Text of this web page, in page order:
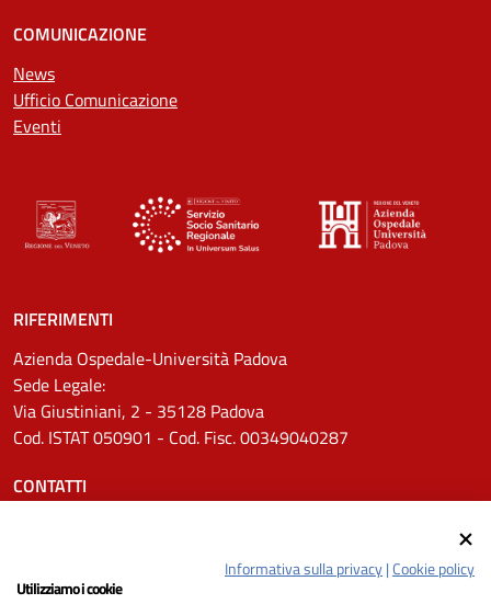
COMUNICAZIONE
News
Ufficio Comunicazione
Eventi
RIFERIMENTI
Azienda Ospedale-Università Padova
Sede Legale:
Via Giustiniani, 2 - 35128 Padova
Cod. ISTAT 050901 - Cod. Fisc. 00349040287
CONTATTI
Pec: protocollo.aopd@pecveneto.itInformativa sulla privacy|Cookie policy
Utilizziamo i cookie